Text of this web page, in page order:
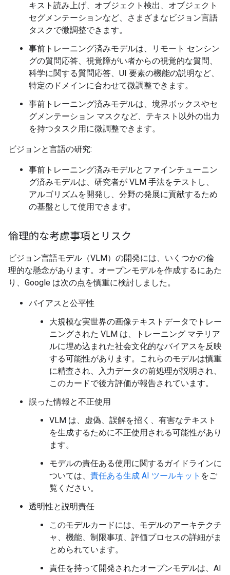
キスト読み上げ、オブジェクト検出、オブジェクト
セグメンテーションなど、さまざまなビジョン言語
タスクで微調整できます。
事前トレーニング済みモデルは、リモート センシン
グの質問応答、視覚障がい者からの視覚的な質問、
科学に関する質問応答、UI 要素の機能の説明など、
特定のドメインに合わせて微調整できます。
事前トレーニング済みモデルは、境界ボックスやセ
グメンテーション マスクなど、テキスト以外の出力
を持つタスク用に微調整できます。
ビジョンと言語の研究:
事前トレーニング済みモデルとファインチューニン
グ済みモデルは、研究者が VLM 手法をテストし、
アルゴリズムを開発し、分野の発展に貢献するため
の基盤として使用できます。
倫理的な考慮事項とリスク
ビジョン言語モデル（VLM）の開発には、いくつかの倫
理的な懸念があります。オープンモデルを作成するにあた
り、Google は次の点を慎重に検討しました。
バイアスと公平性
大規模な実世界の画像テキストデータでトレー
ニングされた VLM は、トレーニング マテリア
ルに埋め込まれた社会文化的なバイアスを反映
する可能性があります。これらのモデルは慎重
に精査され、入力データの前処理が説明され、
このカードで後方評価が報告されています。
誤った情報と不正使用
VLM は、虚偽、誤解を招く、有害なテキスト
を生成するために不正使用される可能性があり
ます。
モデルの責任ある使用に関するガイドラインに
ついては、 責任ある生成 AI ツールキット をご
覧ください。
透明性と説明責任
このモデルカードには、モデルのアーキテクチ
ャ、機能、制限事項、評価プロセスの詳細がま
とめられています。
責任を持って開発されたオープンモデルは、AI